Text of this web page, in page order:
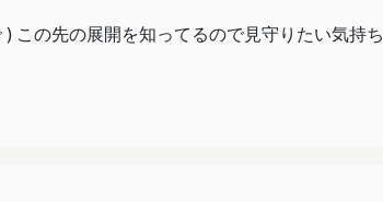
この先の展開を知ってるので見守りたい気持ち